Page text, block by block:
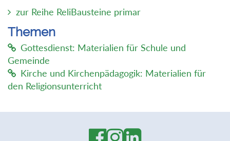
zur Reihe ReliBausteine primar
Themen
Gottesdienst: Materialien für Schule und
Gemeinde
Kirche und Kirchenpädagogik: Materialien für
den Religionsunterricht